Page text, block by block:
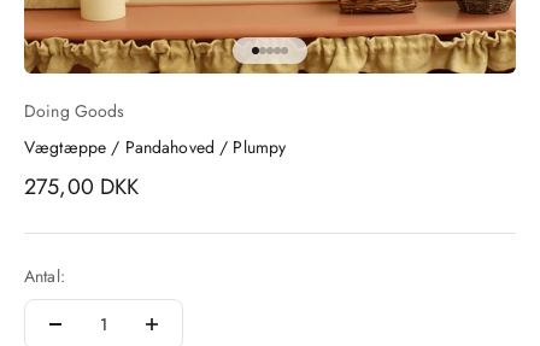
Gå til element 1
Gå til element 2
Gå til element 3
Gå til element 4
Gå til element 5
Doing Goods
Vægtæppe / Pandahoved / Plumpy
Salgspris
275,00 DKK
Antal: